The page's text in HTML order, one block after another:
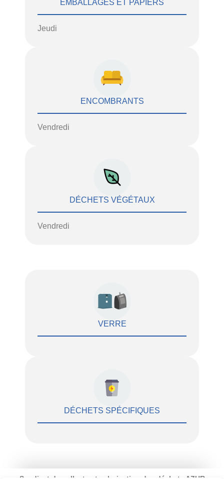
EMBALLAGES ET PAPIERS
Jeudi
ENCOMBRANTS
Vendredi
DÉCHETS VÉGÉTAUX
Vendredi
VERRE
DÉCHETS SPÉCIFIQUES